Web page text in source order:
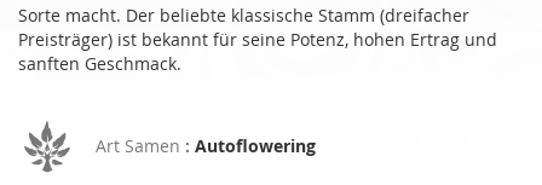
Sorte macht. Der beliebte klassische Stamm (dreifacher
Preisträger) ist bekannt für seine Potenz, hohen Ertrag und
sanften Geschmack.
Art Samen : Autoflowering